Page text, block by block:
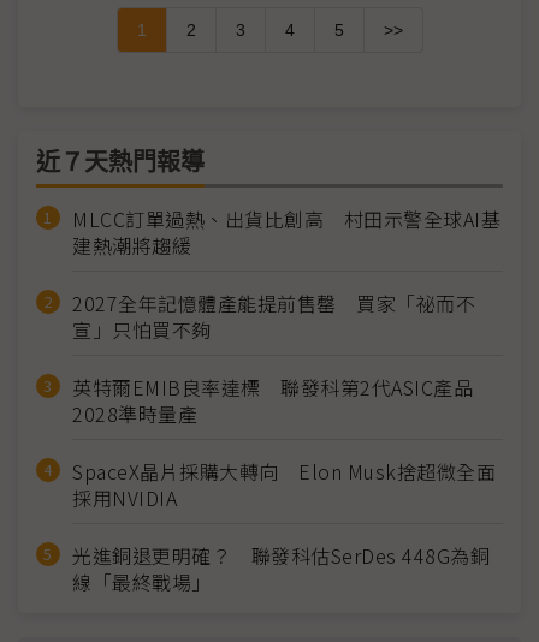
1 2 3 4 5 >>
近７天熱門報導
MLCC訂單過熱、出貨比創高 村田示警全球AI基
建熱潮將趨緩
2027全年記憶體產能提前售罄 買家「祕而不
宣」只怕買不夠
英特爾EMIB良率達標 聯發科第2代ASIC產品
2028準時量產
SpaceX晶片採購大轉向 Elon Musk捨超微全面
採用NVIDIA
光進銅退更明確？ 聯發科估SerDes 448G為銅
線「最終戰場」